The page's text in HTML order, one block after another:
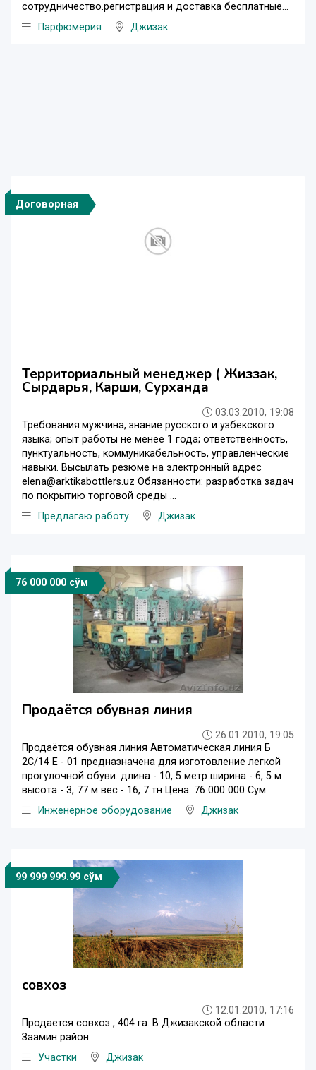
сотрудничество.регистрация и доставка бесплатные...
Парфюмерия
Джизак
Договорная
Территориальный менеджер ( Жиззак,
Сырдарья, Карши, Сурханда
03.03.2010, 19:08
Требования:мужчина, знание русского и узбекского
языка; опыт работы не менее 1 года; ответственность,
пунктуальность, коммуникабельность, управленческие
навыки. Высылать резюме на электронный адрес
elena@arktikabottlers.uz Обязанности: разработка задач
по покрытию торговой среды ...
Предлагаю работу
Джизак
76 000 000 сўм
Продаётся обувная линия
26.01.2010, 19:05
Продаётся обувная линия Автоматическая линия Б
2С/14 Е - 01 предназначена для изготовление легкой
прогулочной обуви. длина - 10, 5 метр ширина - 6, 5 м
высота - 3, 77 м вес - 16, 7 тн Цена: 76 000 000 Сум
Инженерное оборудование
Джизак
99 999 999.99 сўм
совхоз
12.01.2010, 17:16
Продается совхоз , 404 га. В Джизакской области
Заамин район.
Участки
Джизак